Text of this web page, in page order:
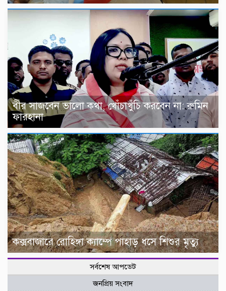
বীর সাজবেন ভালো কথা, খোঁচাখুঁচি করবেন না: রুমিন
ফারহানা
কক্সবাজারে রোহিঙ্গা ক্যাম্পে পাহাড় ধসে শিশুর মৃত্যু
সর্বশেষ আপডেট
জনপ্রিয় সংবাদ